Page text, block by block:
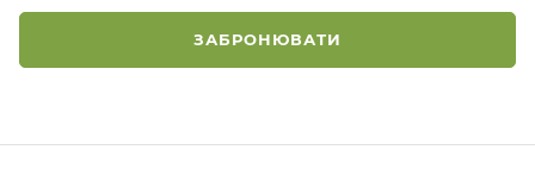
ЗАБРОНЮВАТИ